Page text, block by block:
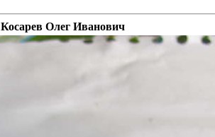
Косарев Олег Иванович